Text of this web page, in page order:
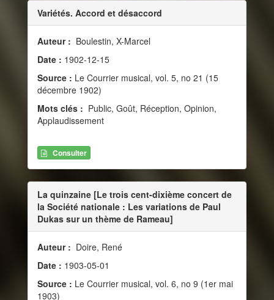
Variétés. Accord et désaccord
Auteur : Boulestin, X-Marcel
Date : 1902-12-15
Source : Le Courrier musical, vol. 5, no 21 (15
décembre 1902)
Mots clés : Public, Goût, Réception, Opinion,
Applaudissement
Consulter
La quinzaine [Le trois cent-dixième concert de
la Société nationale : Les variations de Paul
Dukas sur un thème de Rameau]
Auteur : Doire, René
Date : 1903-05-01
Source : Le Courrier musical, vol. 6, no 9 (1er mai
1903)